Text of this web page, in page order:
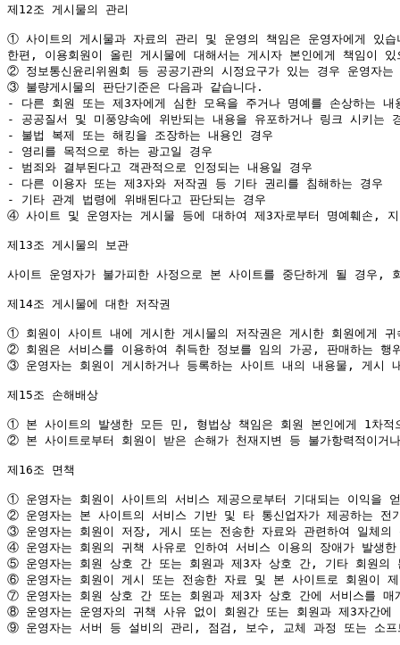
제12조 게시물의 관리
① 사이트의 게시물과 자료의 관리 및 운영의 책임은 운영자에게
②
③ 불량게시물의 판단기준은 다음과 같습니다.
- 다른 회원 또는 제3자에게 심한 모욕을 주거나 명예를 손상하는 내
- 공공질서 및 미풍양속에 위반되는 내용을 유포하거나 링크 시키는
- 불법 복제 또는 해킹을 조장하는 내용인 경우
- 영리를 목적으로 하는 광고일 경우
- 범죄와 결부된다고 객관적으로 인정되는 내용일 경우
- 다른 이용자 또는 제3자와 저작권 등 기타 권리를 침해하는 경우
④ 사이트 및 운영자는 게시물 등에 대하여 제3자로부터 명예훼손,
제13조 게시물의 보관
사이트 운영자가 불가피한 사정으로 본 사이트를 중단하게 될 경우,
제14조 게시물에 대한 저작권
①
②
③ 운영자는 회원이 게시하거나 등록하는 사이트 내의 내용물, 게시
제15조 손해배상
①
② 본 사이트로부터 회원이 받은 손해가 천재지변 등 불가항력적이
제16조 면책
①
②
③
④
⑤
⑥
⑦
⑧
⑨ 운영자는 서버 등 설비의 관리, 점검, 보수, 교체 과정 또는 소프